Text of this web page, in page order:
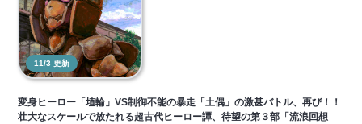
11/3 更新
変身ヒーロー「埴輪」VS制御不能の暴走「土偶」の激甚バトル、再び！！
壮大なスケールで放たれる超古代ヒーロー譚、待望の第３部「流浪回想